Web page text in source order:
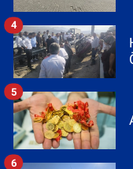
4
5
6